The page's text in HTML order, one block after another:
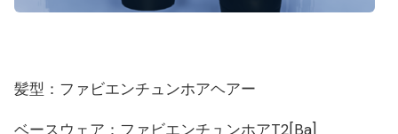
髪型：ファビエンチュンホアヘアー
ベースウェア：ファビエンチュンホアT2[Ba]